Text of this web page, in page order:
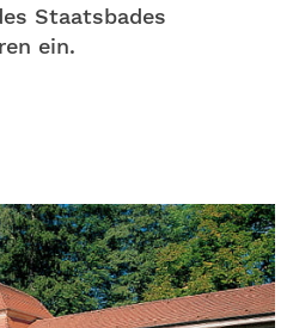
Staatsbades
ein.